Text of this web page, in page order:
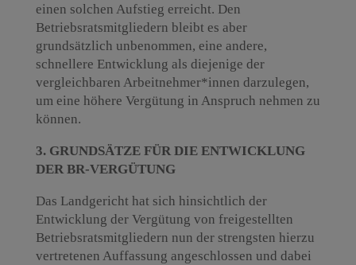
einen solchen Aufstieg erreicht. Den
Betriebsratsmitgliedern bleibt es aber
grundsätzlich unbenommen, eine andere,
schnellere Entwicklung als diejenige der
vergleichbaren Arbeitnehmer*innen darzulegen,
um eine höhere Vergütung in Anspruch nehmen zu
können.
3. GRUNDSÄTZE FÜR DIE ENTWICKLUNG
DER BR-VERGÜTUNG
Das Landgericht hat sich hinsichtlich der
Entwicklung der Vergütung von freigestellten
Betriebsratsmitgliedern nun der strengsten hierzu
vertretenen Auffassung angeschlossen und dabei